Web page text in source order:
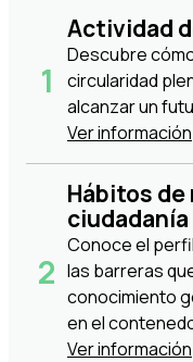
Actividad
Descubre
circularidad
alcanzar un
Ver información
Hábitos de
ciudadanía
Conoce el
las barreras
conocimiento
en el
Ver información